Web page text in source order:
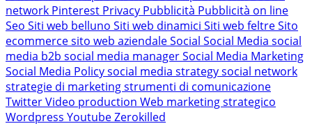
network Pinterest Privacy Pubblicità Pubblicità on line
Seo Siti web belluno Siti web dinamici Siti web feltreSito
ecommercesito web aziendaleSocial Social Media social
media b2b social media managerSocial Media Marketing
Social Media Policysocial media strategysocial network
strategie di marketingstrumenti di comunicazione
TwitterVideo production Web marketing strategico
Wordpress YoutubeZerokilled